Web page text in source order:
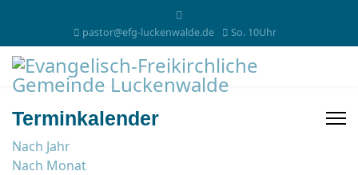
pastor@efg-luckenwalde.de So. 10Uhr
Terminkalender
Nach Jahr
Nach Monat